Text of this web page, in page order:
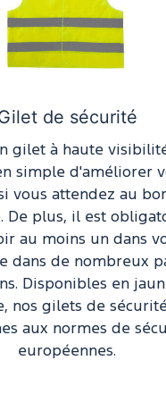
de sécurité
gilet à haute
simple d'améliorer
vous attendez au
De plus, il est
au moins un dans
dans de nombreux
Disponibles en
nos gilets de
aux normes de
européennes.